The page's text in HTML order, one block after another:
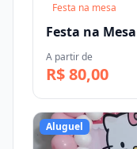
Festa na mesa
Festa na
A partir de
R$ 80,00
Aluguel